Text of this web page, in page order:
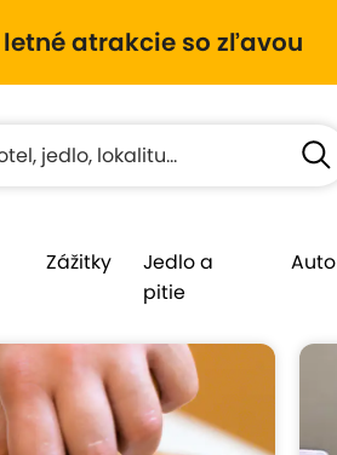
atrakcie so zľavou
Zážitky
Jedlo a
pitie
Auto